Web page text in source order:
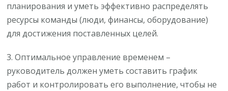
планирования и уметь эффективно распределять
ресурсы команды (люди, финансы, оборудование)
для достижения поставленных целей.
3. Оптимальное управление временем –
руководитель должен уметь составить график
работ и контролировать его выполнение, чтобы не